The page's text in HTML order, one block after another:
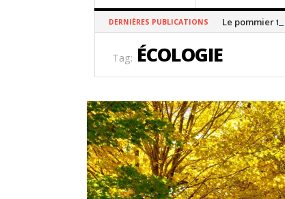
DERNIÈRES PUBLICATIONS Le pommier thé
Tag: ÉCOLOGIE